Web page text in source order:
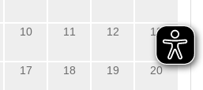
10 11 12 13
17 18 19 20